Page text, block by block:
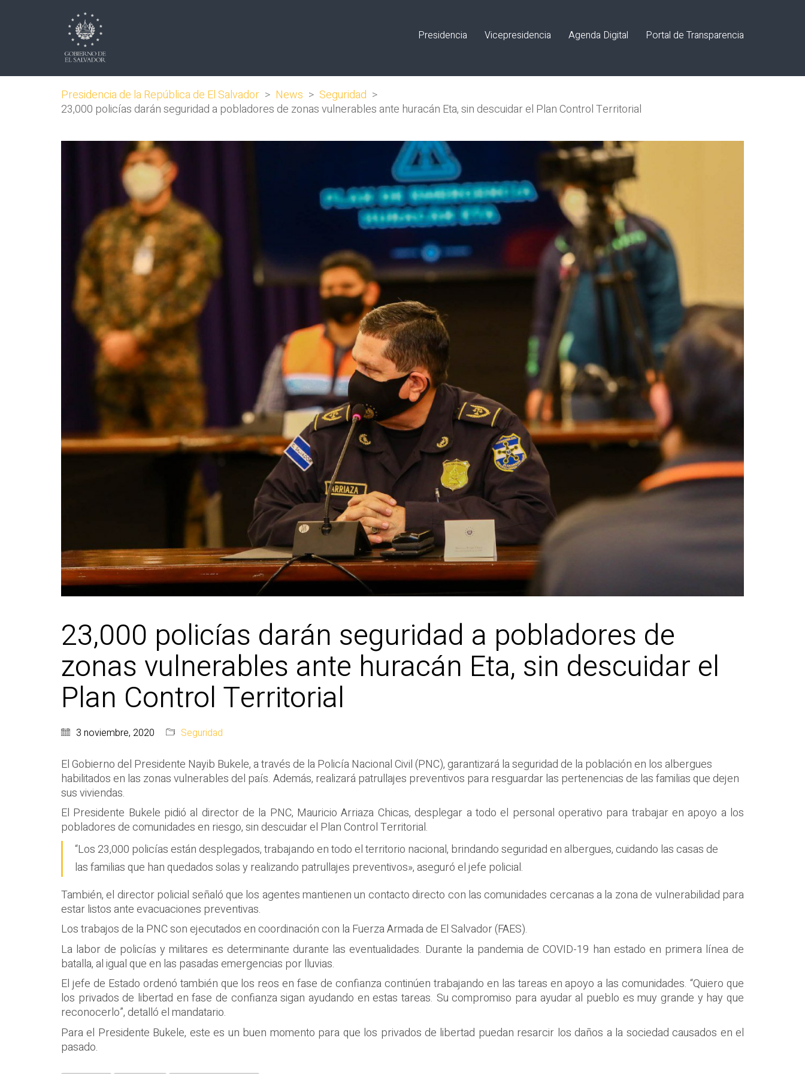
Presidencia Vicepresidencia Agenda Digital Portal de Transparencia
Presidencia de la República de El Salvador > News > Seguridad >
23,000 policías darán seguridad a pobladores de zonas vulnerables ante huracán Eta, sin descuidar el Plan Control Territorial
23,000 policías darán seguridad a pobladores de
zonas vulnerables ante huracán Eta, sin descuidar el
Plan Control Territorial
3 noviembre, 2020 Seguridad
El Gobierno del Presidente Nayib Bukele, a través de la Policía Nacional Civil (PNC), garantizará la seguridad de la población en los albergues
habilitados en las zonas vulnerables del país. Además, realizará patrullajes preventivos para resguardar las pertenencias de las familias que dejen
sus viviendas.
El Presidente Bukele pidió al director de la PNC, Mauricio Arriaza Chicas, desplegar a todo el personal operativo para trabajar en apoyo a los
pobladores de comunidades en riesgo, sin descuidar el Plan Control Territorial.
“Los 23,000 policías están desplegados, trabajando en todo el territorio nacional, brindando seguridad en albergues, cuidando las casas de
las familias que han quedados solas y realizando patrullajes preventivos», aseguró el jefe policial.
También, el director policial señaló que los agentes mantienen un contacto directo con las comunidades cercanas a la zona de vulnerabilidad para
estar listos ante evacuaciones preventivas.
Los trabajos de la PNC son ejecutados en coordinación con la Fuerza Armada de El Salvador (FAES).
La labor de policías y militares es determinante durante las eventualidades. Durante la pandemia de COVID-19 han estado en primera línea de
batalla, al igual que en las pasadas emergencias por lluvias.
El jefe de Estado ordenó también que los reos en fase de confianza continúen trabajando en las tareas en apoyo a las comunidades. “Quiero que
los privados de libertad en fase de confianza sigan ayudando en estas tareas. Su compromiso para ayudar al pueblo es muy grande y hay que
reconocerlo”, detalló el mandatario.
Para el Presidente Bukele, este es un buen momento para que los privados de libertad puedan resarcir los daños a la sociedad causados en el
pasado.